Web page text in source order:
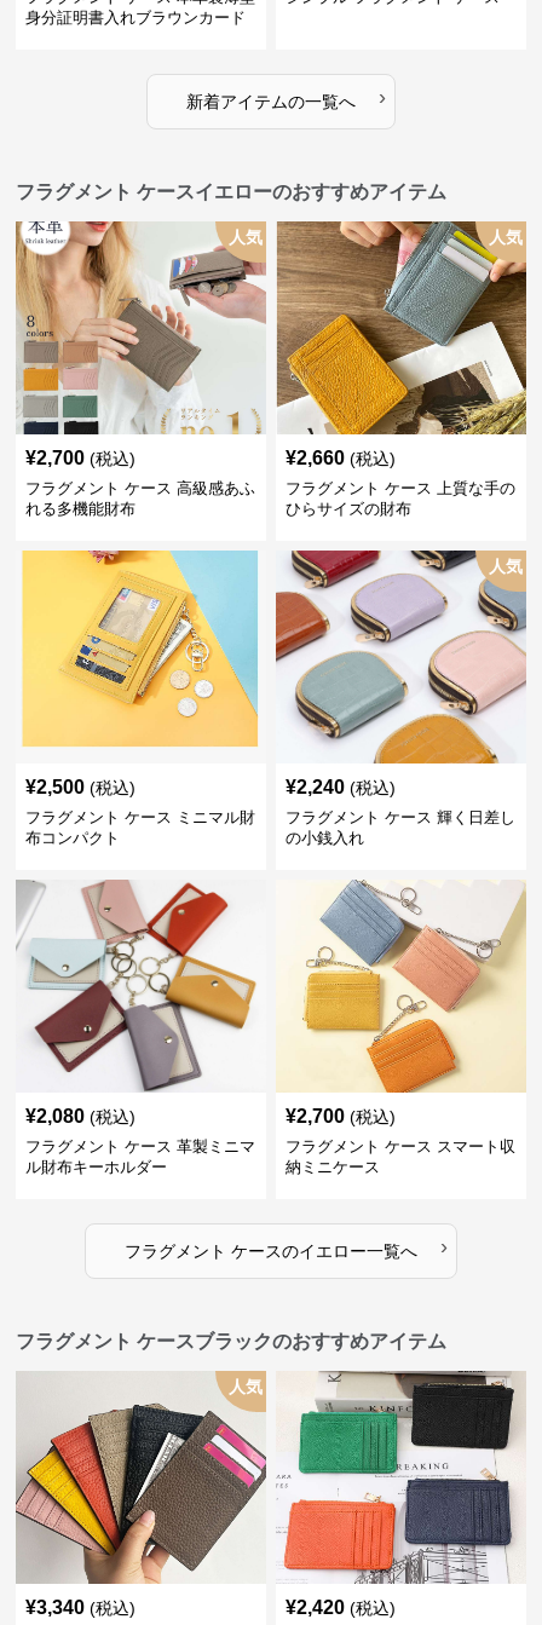
身分証明書入れブラウンカード
新着アイテムの一覧へ ›
フラグメント ケースイエローのおすすめアイテム
人気
¥2,700 (税込)
フラグメント ケース 高級感あふ
れる多機能財布
人気
¥2,660 (税込)
フラグメント ケース 上質な手の
ひらサイズの財布
¥2,500 (税込)
フラグメント ケース ミニマル財
布コンパクト
人気
¥2,240 (税込)
フラグメント ケース 輝く日差し
の小銭入れ
¥2,080 (税込)
フラグメント ケース 革製ミニマ
ル財布キーホルダー
¥2,700 (税込)
フラグメント ケース スマート収
納ミニケース
フラグメント ケースのイエロー一覧へ ›
フラグメント ケースブラックのおすすめアイテム
人気
¥3,340 (税込) ¥2,420 (税込)